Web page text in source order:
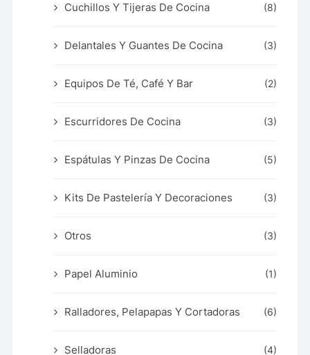
Cuchillos Y Tijeras De Cocina (8)
Delantales Y Guantes De Cocina (3)
Equipos De Té, Café Y Bar (2)
Escurridores De Cocina (3)
Espátulas Y Pinzas De Cocina (5)
Kits De Pastelería Y Decoraciones (3)
Otros (3)
Papel Aluminio (1)
Ralladores, Pelapapas Y Cortadoras (6)
Selladoras (4)